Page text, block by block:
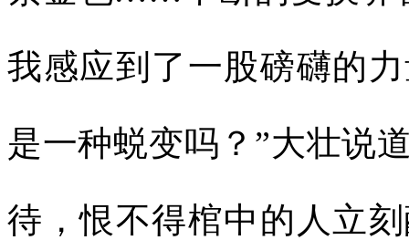
我感应到了一股磅礴的
是一种蜕变吗？”大壮说
待，恨不得棺中的人立